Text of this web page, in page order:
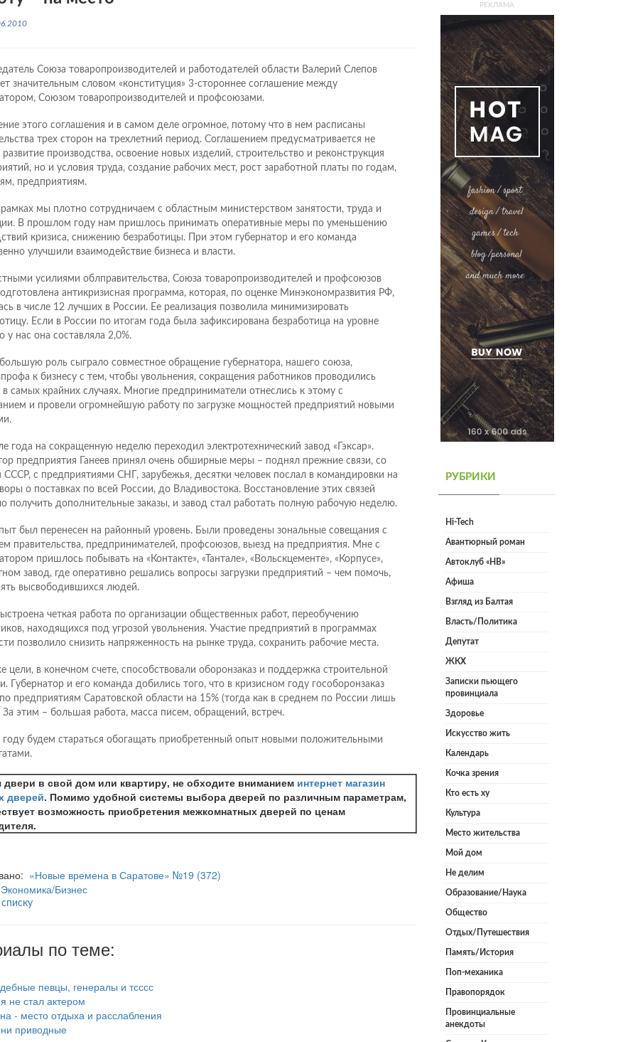
Союза товаропроизводителей и работодателей области Валерий Слепов
значительным словом «конституция» 3-стороннее соглашение между
Союзом товаропроизводителей и профсоюзами.
этого соглашения и в самом деле огромное, потому что в нем расписаны
трех сторон на трехлетний период. Соглашением предусматривается не
развитие производства, освоение новых изделий, строительство и реконструкция
но и условия труда, создание рабочих мест, рост заработной платы по годам,
предприятиям.
рамках мы плотно сотрудничаем с областным министерством занятости, труда и
В прошлом году нам пришлось принимать оперативные меры по уменьшению
кризиса, снижению безработицы. При этом губернатор и его команда
улучшили взаимодействие бизнеса и власти.
усилиями облправительства, Союза товаропроизводителей и профсоюзов
антикризисная программа, которая, по оценке Минэкономразвития РФ,
в числе 12 лучших в России. Ее реализация позволила минимизировать
Если в России по итогам года была зафиксирована безработица на уровне
у нас она составляла 2,0%.
роль сыграло совместное обращение губернатора, нашего союза,
к бизнесу с тем, чтобы увольнения, сокращения работников проводились
в самых крайних случаях. Многие предприниматели отнеслись к этому с
и провели огромнейшую работу по загрузке мощностей предприятий новыми
года на сокращенную неделю переходил электротехнический завод «Гэксар».
предприятия Ганеев принял очень обширные меры – поднял прежние связи, со
СССР, с предприятиями СНГ, зарубежья, десятки человек послал в командировки на
о поставках по всей России, до Владивостока. Восстановление этих связей
получить дополнительные заказы, и завод стал работать полную рабочую неделю.
был перенесен на районный уровень. Были проведены зональные совещания с
правительства, предпринимателей, профсоюзов, выезд на предприятия. Мне с
пришлось побывать на «Контакте», «Тантале», «Вольскцементе», «Корпусе»,
завод, где оперативно решались вопросы загрузки предприятий – чем помочь,
высвободившихся людей.
четкая работа по организации общественных работ, переобучению
находящихся под угрозой увольнения. Участие предприятий в программах
позволило снизить напряженность на рынке труда, сохранить рабочие места.
цели, в конечном счете, способствовали оборонзаказ и поддержка строительной
Губернатор и его команда добились того, что в кризисном году гособоронзаказ
предприятиям Саратовской области на 15% (тогда как в среднем по России лишь
За этим – большая работа, масса писем, обращений, встреч.
году будем стараться обогащать приобретенный опыт новыми положительными
в свой дом или квартиру, не обходите вниманием интернет магазин
дверей. Помимо удобной системы выбора дверей по различным параметрам,
возможность приобретения межкомнатных дверей по ценам
«Новые времена в Саратове» №19 (372)
Экономика/Бизнес
по теме:
певцы, генералы и тсссс
не стал актером
- место отдыха и расслабления
приводные
РЕКЛАМА
РУБРИКИ
Hi-Tech
Авантюрный роман
Автоклуб «НВ»
Афиша
Взгляд из Балтая
Власть/Политика
Депутат
ЖКХ
Записки пьющего
провинциала
Здоровье
Искусство жить
Календарь
Кочка зрения
Кто есть ху
Культура
Место жительства
Мой дом
Не делим
Образование/Наука
Общество
Отдых/Путешествия
Память/История
Поп-механика
Правопорядок
Провинциальные
анекдоты